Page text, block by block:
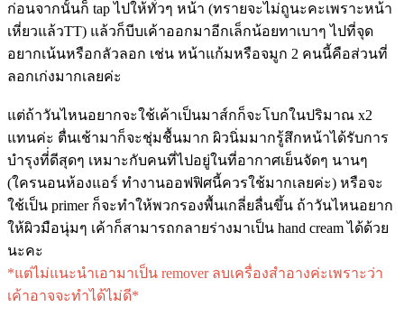
ก่อนจากนั้นก็ tap ไปให้ทั่วๆ หน้า (ทรายจะไม่ถูนะคะเพราะหน้า
เหี่ยวแล้วTT) แล้วก็บีบเค้าออกมาอีกเล็กน้อยทาเบาๆ ไปที่จุด
อยากเน้นหรือกลัวลอก เช่น หน้าแก้มหรือจมูก 2 คนนี้คือส่วนที่
ลอกเก่งมากเลยค่ะ
แต่ถ้าวันไหนอยากจะใช้เค้าเป็นมาส์กก็จะโบกในปริมาณ x2
แทนค่ะ ตื่นเช้ามาก็จะชุ่มชื้นมาก ผิวนิ่มมากรู้สึกหน้าได้รับการ
บำรุงที่่ดีสุดๆ เหมาะกับคนที่ไปอยู่ในที่อากาศเย็นจัดๆ นานๆ
(ใครนอนห้องแอร์ ทำงานออฟฟิศนี้ควรใช้มากเลยค่ะ) หรือจะ
ใช้เป็น primer ก็จะทำให้พวกรองพื้นเกลี่ยลื่นขึ้น ถ้าวันไหนอยาก
ให้ผิวมือนุ่มๆ เค้าก็สามารถกลายร่างมาเป็น hand cream ได้ด้วย
นะคะ
*แต่ไม่แนะนำเอามาเป็น remover ลบเครื่องสำอางค่ะเพราะว่า
เค้าอาจจะทำได้ไม่ดี*